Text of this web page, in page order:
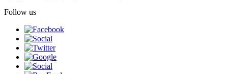
Follow us